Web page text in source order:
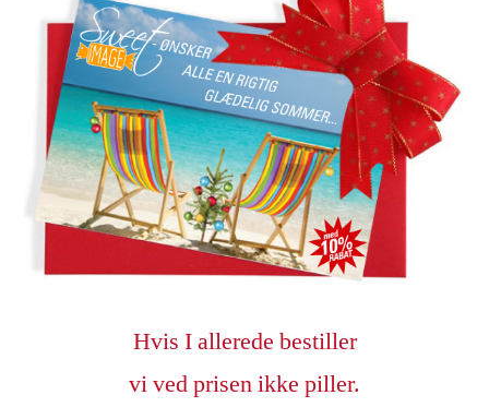
Hvis I allerede bestiller
vi ved prisen ikke piller.